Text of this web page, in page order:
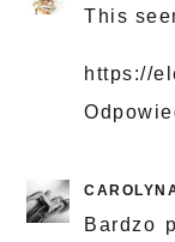
This
https://
Bardzo